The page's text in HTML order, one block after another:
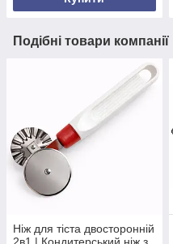
Подібні товари компанії
Ніж для тіста двосторонній
2в1 | Кондитерський ніж з